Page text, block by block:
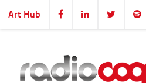
Salta al contenuto
Art Hub